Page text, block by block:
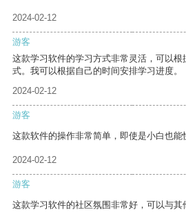
2024-02-12
游客
这款学习软件的学习方式非常灵活，可以
式。我可以根据自己的时间安排学习进度。
2024-02-12
游客
这款软件的操作非常简单，即使是小白也能
2024-02-12
游客
这款学习软件的社区氛围非常好，可以与其